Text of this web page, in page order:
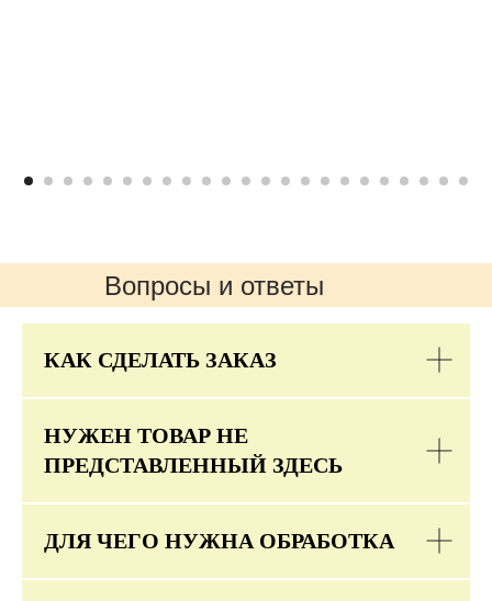
Вопросы и ответы
КАК СДЕЛАТЬ ЗАКАЗ
НУЖЕН ТОВАР НЕ
ПРЕДСТАВЛЕННЫЙ ЗДЕСЬ
ДЛЯ ЧЕГО НУЖНА ОБРАБОТКА